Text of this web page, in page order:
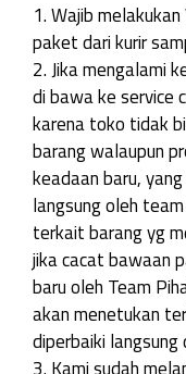
1. Wajib
paket dari kurir
2. Jika mengalami
di bawa ke service
karena toko tidak
barang walaupun
keadaan baru,
langsung oleh
terkait barang yg
jika cacat bawaan
baru oleh Team
akan menetukan
diperbaiki langsung